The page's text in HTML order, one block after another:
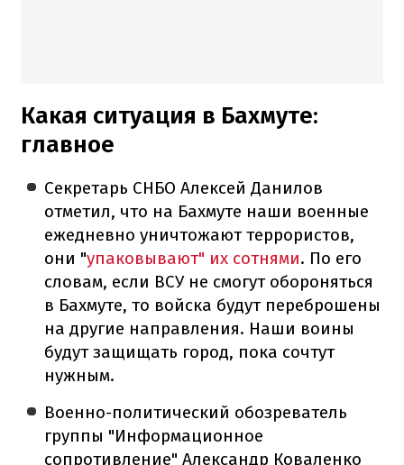
Какая ситуация в Бахмуте:
главное
Секретарь СНБО Алексей Данилов
отметил, что на Бахмуте наши военные
ежедневно уничтожают террористов,
они "упаковывают" их сотнями. По его
словам, если ВСУ не смогут обороняться
в Бахмуте, то войска будут переброшены
на другие направления. Наши воины
будут защищать город, пока сочтут
нужным.
Военно-политический обозреватель
группы "Информационное
сопротивление" Александр Коваленко